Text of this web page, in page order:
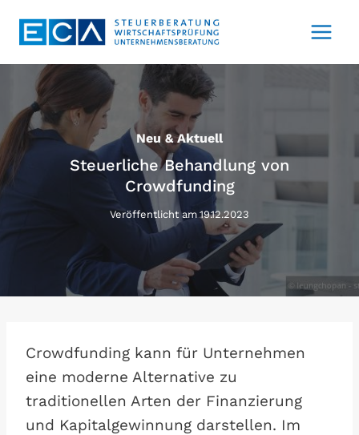
Inhalt
Neu & Aktuell
Steuerliche Behandlung von
Crowdfunding
Veröffentlicht am 19.12.2023
Crowdfunding kann für Unternehmen
eine moderne Alternative zu
traditionellen Arten der Finanzierung
und Kapitalgewinnung darstellen. Im